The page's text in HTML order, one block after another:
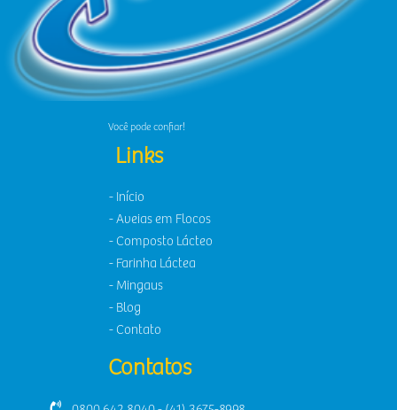
Você pode confiar!
Links
- Início
- Aveias em Flocos
- Composto Lácteo
- Farinha Láctea
- Mingaus
- Blog
- Contato
Contatos